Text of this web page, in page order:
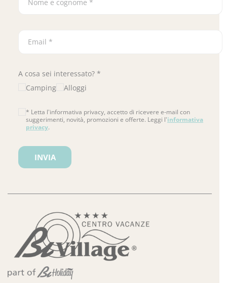
A cosa sei interessato? *
Camping
Alloggi
* Letta l'informativa privacy, accetto di ricevere e-mail con
suggerimenti, novità, promozioni e offerte. Leggi l'informativa
privacy.
Si prega di lasciare vuoto questo campo.